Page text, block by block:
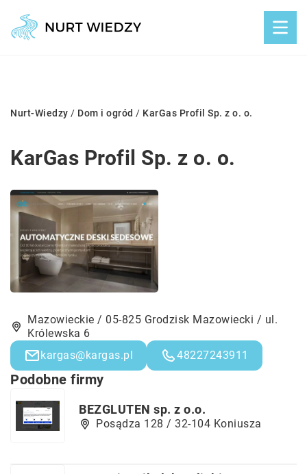
Nurt-Wiedzy / Dom i ogród / KarGas Profil Sp. z o. o.
KarGas Profil Sp. z o. o.
Mazowieckie / 05-825 Grodzisk Mazowiecki / ul.
Królewska 6
kargas@kargas.pl
48227243911
Podobne firmy
BEZGLUTEN sp. z o.o.
Posądza 128 / 32-104 Koniusza